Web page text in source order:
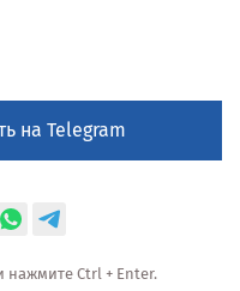
на Telegram
Ctrl + Enter.